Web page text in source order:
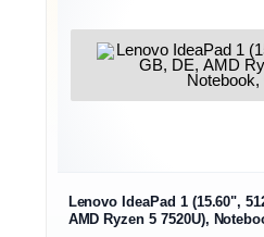
Lenovo IdeaPad 1 (15.60",
AMD Ryzen 5 7520U),